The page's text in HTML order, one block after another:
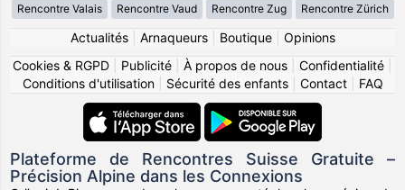
Rencontre Valais Rencontre Vaud Rencontre Zug Rencontre Zürich
Actualités| Arnaqueurs| Boutique| Opinions
Cookies & RGPD
Publicité À propos de nous Confidentialité
Conditions d'utilisation| Sécurité des enfants| Contact| FAQ
Plateforme de Rencontres Suisse Gratuite –
Précision Alpine dans les Connexions